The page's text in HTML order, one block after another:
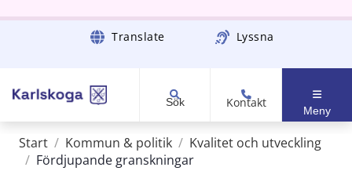
Gå till innehåll Translate Lyssna
Sök Kontakt
Meny
Start / Kommun & politik / Kvalitet och utveckling
/ Fördjupande granskningar